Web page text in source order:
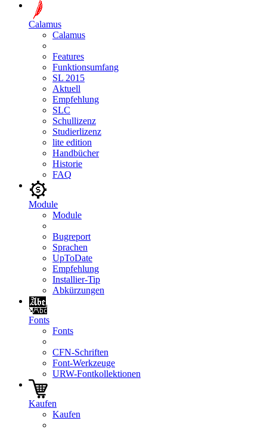
Calamus
Calamus
Features
Funktionsumfang
SL 2015
Aktuell
Empfehlung
SLC
Schullizenz
Studierlizenz
lite edition
Handbücher
Historie
FAQ
Module
Module
Bugreport
Sprachen
UpToDate
Empfehlung
Installier-Tip
Abkürzungen
Fonts
Fonts
CFN-Schriften
Font-Werkzeuge
URW-Fontkollektionen
Kaufen
Kaufen